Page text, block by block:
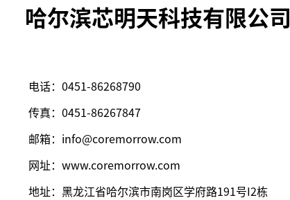
哈尔滨芯明天科技有限公司
电话：0451-86268790
传真：0451-86267847
邮箱：info@coremorrow.com
网址：www.coremorrow.com
地址：黑龙江省哈尔滨市南岗区学府路191号I2栋